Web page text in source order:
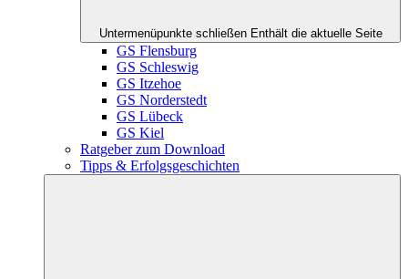
Untermenüpunkte schließen Enthält die aktuelle Seite
GS Flensburg
GS Schleswig
GS Itzehoe
GS Norderstedt
GS Lübeck
GS Kiel
Ratgeber zum Download
Tipps & Erfolgsgeschichten